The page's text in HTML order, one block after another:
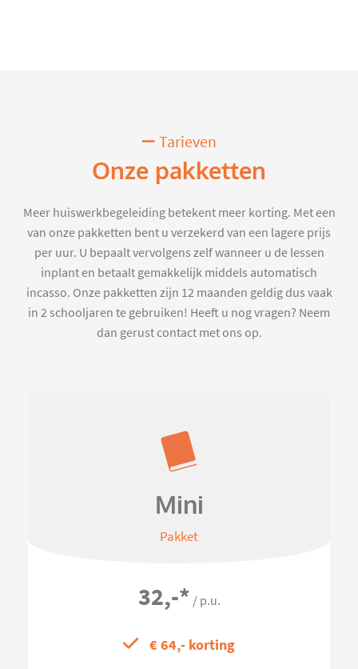
Tarieven
Onze pakketten
Meer huiswerkbegeleiding betekent meer korting. Met een
van onze pakketten bent u verzekerd van een lagere prijs
per uur. U bepaalt vervolgens zelf wanneer u de lessen
inplant en betaalt gemakkelijk middels automatisch
incasso. Onze pakketten zijn 12 maanden geldig dus vaak
in 2 schooljaren te gebruiken! Heeft u nog vragen? Neem
dan gerust contact met ons op.
Mini
Pakket
32,-* / p.u.
€ 64,- korting